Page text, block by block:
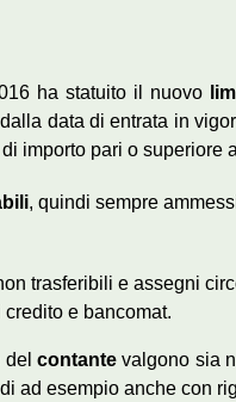
ha statuito il nuovo
data di entrata in
importo pari o superiore
, quindi sempre
trasferibili e assegni
e bancomat.
delcontante valgono sia
ad esempio anche con